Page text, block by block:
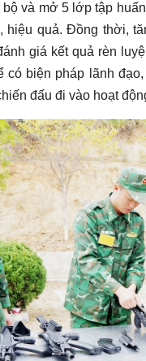
và mở 5 lớp tập
hiệu quả. Đồng thời,
giá kết quả rèn
có biện pháp lãnh
đấu đi vào hoạt